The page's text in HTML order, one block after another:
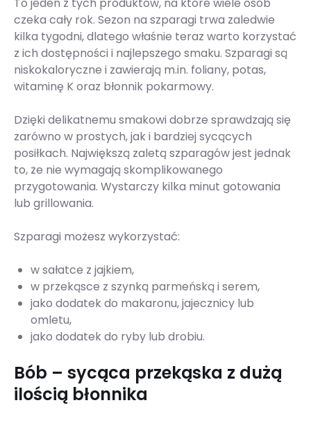
czeka cały rok. Sezon na szparagi trwa zaledwie
kilka tygodni, dlatego właśnie teraz warto korzystać
z ich dostępności i najlepszego smaku. Szparagi są
niskokaloryczne i zawierają m.in. foliany, potas,
witaminę K oraz błonnik pokarmowy.
Dzięki delikatnemu smakowi dobrze sprawdzają się
zarówno w prostych, jak i bardziej sycących
posiłkach. Największą zaletą szparagów jest jednak
to, że nie wymagają skomplikowanego
przygotowania. Wystarczy kilka minut gotowania
lub grillowania.
Szparagi możesz wykorzystać:
w sałatce z jajkiem,
w przekąsce z szynką parmeńską i serem,
jako dodatek do makaronu, jajecznicy lub
omletu,
jako dodatek do ryby lub drobiu.
Bób – sycąca przekąska z dużą
ilością błonnika